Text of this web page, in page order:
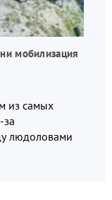
мобилизация
из самых
людоловами